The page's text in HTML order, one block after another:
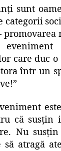
sunt
care duc
într-un
că susţin
Nu
să atragă